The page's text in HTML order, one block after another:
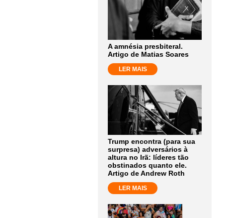
A amnésia presbiteral.
Artigo de Matias Soares
LER MAIS
Trump encontra (para sua
surpresa) adversários à
altura no Irã: líderes tão
obstinados quanto ele.
Artigo de Andrew Roth
LER MAIS